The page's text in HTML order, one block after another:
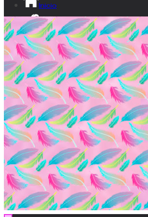
Inicio
¡Sé lumita!
Ikusgune
Vídeos
Documental
Transparencia
Contacto
EU
ES